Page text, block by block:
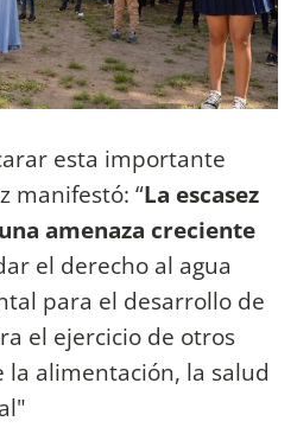
esta importante
manifestó: “La escasez
amenaza creciente
el derecho al agua
para el desarrollo de
el ejercicio de otros
la alimentación, la salud